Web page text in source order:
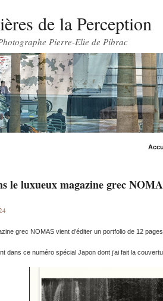
de la Perception
Pierre-Elie de Pibrac
le luxueux magazine grec
grec NOMAS vient d’éditer un portfolio de 12
dans ce numéro spécial Japon dont j’ai fait la